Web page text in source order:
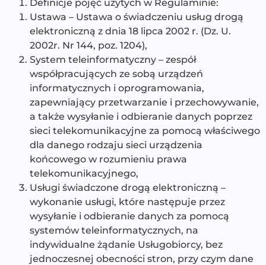
Definicje pojęć użytych w Regulaminie:
Ustawa – Ustawa o świadczeniu usług drogą
elektroniczną z dnia 18 lipca 2002 r. (Dz. U.
2002r. Nr 144, poz. 1204),
System teleinformatyczny – zespół
współpracujących ze sobą urządzeń
informatycznych i oprogramowania,
zapewniający przetwarzanie i przechowywanie,
a także wysyłanie i odbieranie danych poprzez
sieci telekomunikacyjne za pomocą właściwego
dla danego rodzaju sieci urządzenia
końcowego w rozumieniu prawa
telekomunikacyjnego,
Usługi świadczone drogą elektroniczną –
wykonanie usługi, które następuje przez
wysyłanie i odbieranie danych za pomocą
systemów teleinformatycznych, na
indywidualne żądanie Usługobiorcy, bez
jednoczesnej obecności stron, przy czym dane